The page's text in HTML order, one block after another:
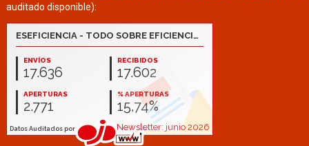
auditado disponible):